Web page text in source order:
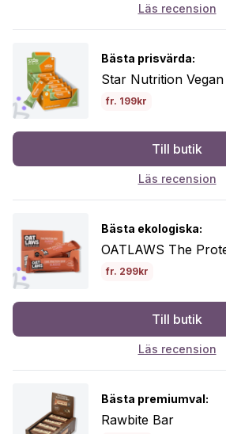
Läs recension
Bästa prisvärda:
Star Nutrition
fr. 199kr
Till butik
Läs recension
Bästa ekologiska:
OATLAWS The
fr. 299kr
Till butik
Läs recension
Bästa premiumval:
Rawbite Bar